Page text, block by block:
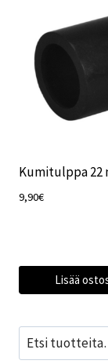
Kumitulppa 22
9,90€
Lisää
Etsi: